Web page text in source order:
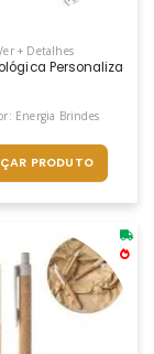
Km De Escrita.
+ Detalhes
Personalizada
Energia Brindes
PRODUTO